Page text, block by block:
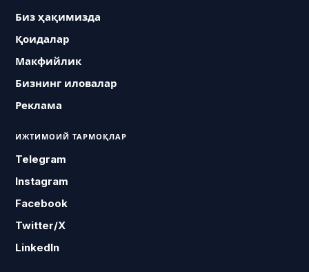
Биз ҳақимизда
Қоидалар
Макфийлик
Бизнинг иловалар
Реклама
ИЖТИМОИЙ ТАРМОҚЛАР
Telegram
Instagram
Facebook
Twitter/X
LinkedIn